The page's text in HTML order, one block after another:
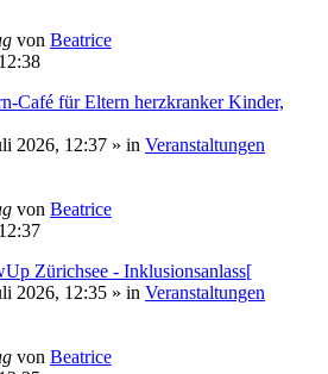
von Beatrice
Café für Eltern herzkranker Kinder,
2026, 12:37 » in Veranstaltungen
von Beatrice
Zürichsee - Inklusionsanlass[
2026, 12:35 » in Veranstaltungen
von Beatrice